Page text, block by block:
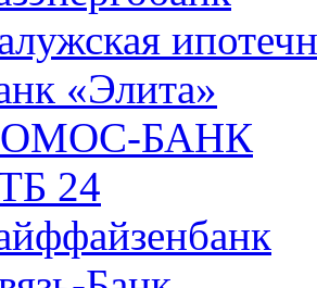
«Элита»
БАНК
24